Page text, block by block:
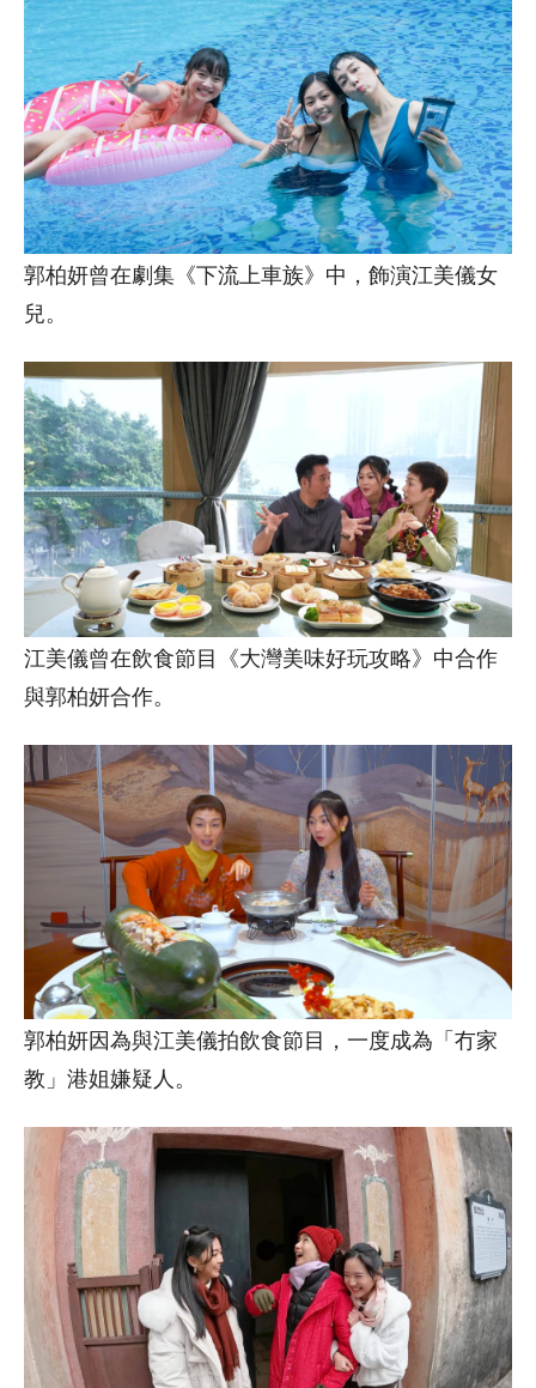
郭柏妍曾在劇集《下流上車族》中，飾演江美儀女
兒。
江美儀曾在飲食節目《大灣美味好玩攻略》中合作
與郭柏妍合作。
郭柏妍因為與江美儀拍飲食節目，一度成為「冇家
教」港姐嫌疑人。